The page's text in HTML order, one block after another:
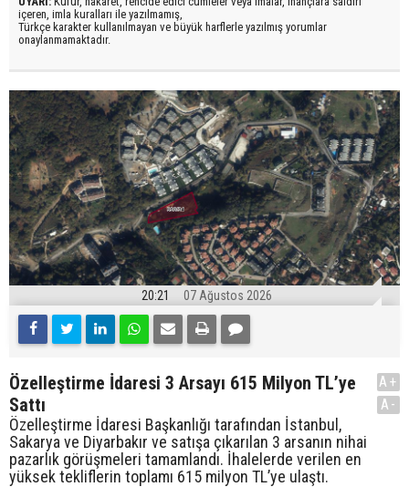
içeren, imla kuralları ile yazılmamış,
Türkçe karakter kullanılmayan ve büyük harflerle yazılmış yorumlar
onaylanmamaktadır.
20:21 07 Ağustos 2026
Özelleştirme İdaresi 3 Arsayı 615 Milyon TL’ye
Sattı
Özelleştirme İdaresi Başkanlığı tarafından İstanbul,
Sakarya ve Diyarbakır ve satışa çıkarılan 3 arsanın nihai
pazarlık görüşmeleri tamamlandı. İhalelerde verilen en
yüksek tekliflerin toplamı 615 milyon TL’ye ulaştı.
A+
A-